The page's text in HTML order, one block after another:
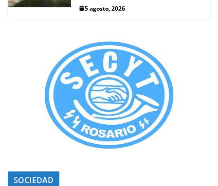
5 agosto, 2026
SOCIEDAD